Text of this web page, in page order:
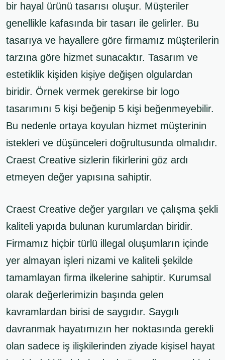
bir hayal ürünü tasarısı oluşur. Müşteriler
genellikle kafasında bir tasarı ile gelirler. Bu
tasarıya ve hayallere göre firmamız müşterilerin
tarzına göre hizmet sunacaktır. Tasarım ve
estetiklik kişiden kişiye değişen olgulardan
biridir. Örnek vermek gerekirse bir logo
tasarımını 5 kişi beğenip 5 kişi beğenmeyebilir.
Bu nedenle ortaya koyulan hizmet müşterinin
istekleri ve düşünceleri doğrultusunda olmalıdır.
Craest Creative sizlerin fikirlerini göz ardı
etmeyen değer yapısına sahiptir.
Craest Creative değer yargıları ve çalışma şekli
kaliteli yapıda bulunan kurumlardan biridir.
Firmamız hiçbir türlü illegal oluşumların içinde
yer almayan işleri nizami ve kaliteli şekilde
tamamlayan firma ilkelerine sahiptir. Kurumsal
olarak değerlerimizin başında gelen
kavramlardan birisi de saygıdır. Saygılı
davranmak hayatımızın her noktasında gerekli
olan sadece iş ilişkilerinden ziyade kişisel hayat